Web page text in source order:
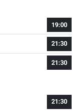
19:00
21:30
21:30
21:30